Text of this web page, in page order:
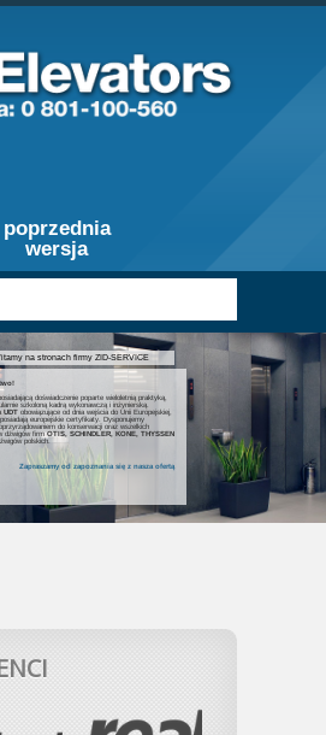
poprzednia
wersja
na stronach firmy ZID-SERVICE
doświadczenie poparte wieloletnią praktyką,
szkoloną kadrą wykonawczą i inżynierską.
UDT obowiązujące od dnia wejścia do Unii Europejskiej,
europejskie certyfikaty. Dysponujemy
do konserwacji oraz wszelkich
dźwigów firmOTIS, SCHINDLER, KONE, THYSSEN
polskich.
Zapraszamy od zapoznania się z nasza ofertą